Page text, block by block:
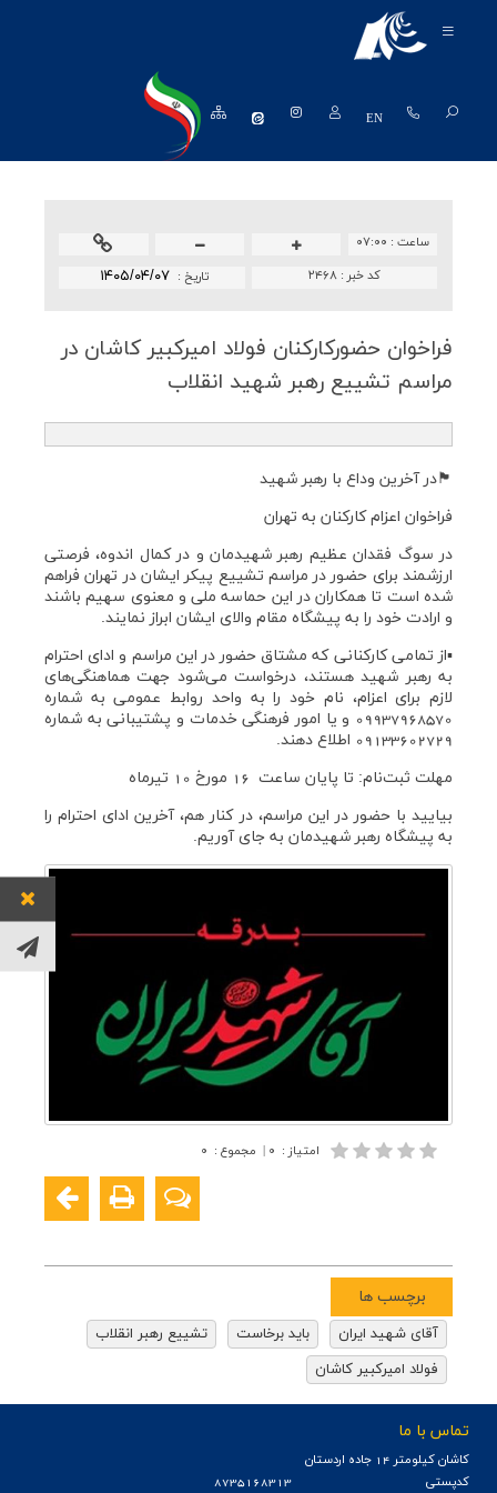
EN
روابط عمومی
نظرسنجی ها
ساعت : ۰۷:۰۰
تاريخ : ۱۴۰۵/۰۴/۰۷ کد خبر : ۲۴۶۸
فراخوان حضوركاركنان فولاد امیركبیر كاشان در
مراسم تشییع رهبر شهید انقلاب
🏴در آخرین وداع با رهبر شهید
فراخوان اعزام کارکنان به تهران
در سوگ فقدان عظیم رهبر شهیدمان و در کمال اندوه، فرصتی
ارزشمند برای حضور در مراسم تشییع پیکر ایشان در تهران فراهم
شده است تا همکاران در این حماسه ملی و معنوی سهیم باشند
و ارادت خود را به پیشگاه مقام والای ایشان ابراز نمایند.
▪از تمامی کارکنانی که مشتاق حضور در این مراسم و ادای احترام
به رهبر شهید هستند، درخواست می‌شود جهت هماهنگی‌های
لازم برای اعزام، نام خود را به واحد روابط عمومی به شماره
09937968570 و یا امور فرهنگی خدمات و پشتیبانی به شماره
09133602729 اطلاع دهند.
مهلت ثبت‌نام: تا پایان ساعت 16 مورخ 10 تیرماه
بیایید با حضور در این مراسم، در کنار هم، آخرین ادای احترام را
به پیشگاه رهبر شهیدمان به جای آوریم.
امتیاز : ۰ | مجموع : ۰
برچسب ها
آقای شهید ایران باید برخاست
تشییع رهبر انقلاب
فولاد امیرکبیر کاشان
تماس با ما
كاشان كيلومتر 14 جاده اردستان
کدپستی
8735168313